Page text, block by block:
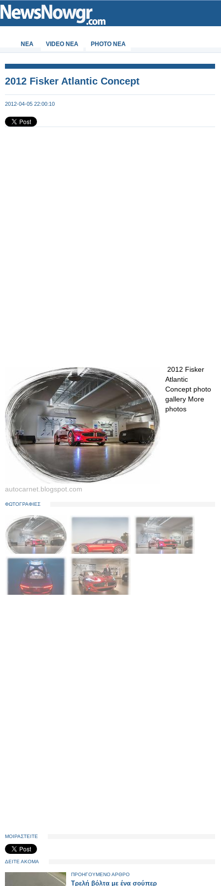
ΝΕΑ VIDEO NEA PHOTO NEA
2012 Fisker Atlantic Concept
2012-04-05 22:00:10
2012 Fisker
Atlantic
Concept photo
gallery More
photos
autocarnet.blogspot.com
ΦΩΤΟΓΡΑΦΙΕΣ
ΜΟΙΡΑΣΤΕΙΤΕ
ΔΕΙΤΕ ΑΚΟΜΑ
ΠΡΟΗΓΟΥΜΕΝΟ ΑΡΘΡΟ
Τρελή βόλτα με ένα σούπερ